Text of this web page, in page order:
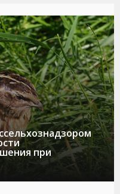
при